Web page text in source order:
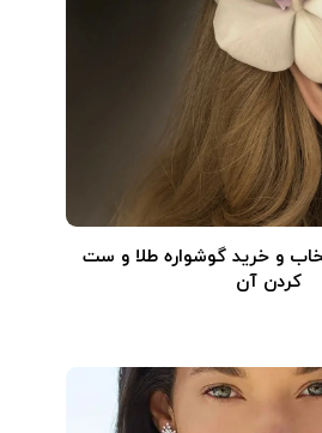
و خرید گوشواره طلا و ست
کردن آن